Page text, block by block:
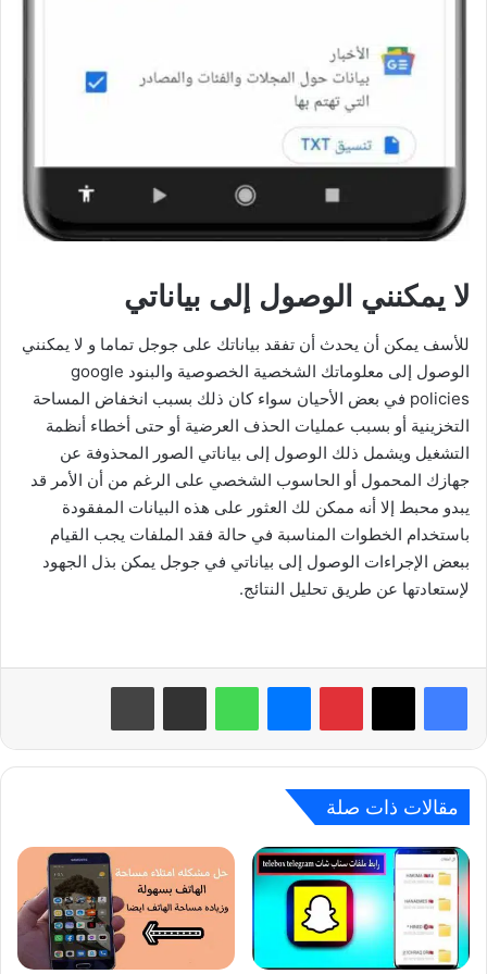
لا يمكنني الوصول إلى بياناتي
للأسف يمكن أن يحدث أن تفقد بياناتك على جوجل تماما و لا يمكنني
الوصول إلى معلوماتك الشخصية الخصوصية والبنود google
policies في بعض الأحيان سواء كان ذلك بسبب انخفاض المساحة
التخزينية أو بسبب عمليات الحذف العرضية أو حتى أخطاء أنظمة
التشغيل ويشمل ذلك الوصول إلى بياناتي الصور المحذوفة عن
جهازك المحمول أو الحاسوب الشخصي على الرغم من أن الأمر قد
يبدو محبط إلا أنه ممكن لك العثور على هذه البيانات المفقودة
باستخدام الخطوات المناسبة في حالة فقد الملفات يجب القيام
ببعض الإجراءات الوصول إلى بياناتي في جوجل يمكن بذل الجهود
لإستعادتها عن طريق تحليل النتائج.
بينتيريست واتساب
مقالات ذات صلة